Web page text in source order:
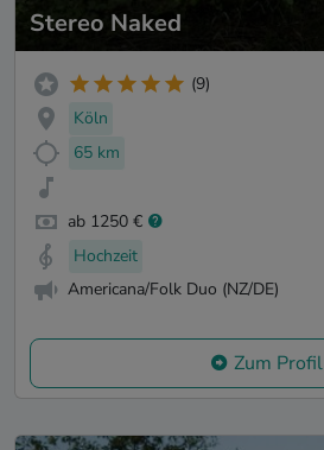
Stereo Naked
(9)
Köln
65 km
ab 1250 €
Hochzeit
Americana/Folk Duo (NZ/DE)
Zum Profil